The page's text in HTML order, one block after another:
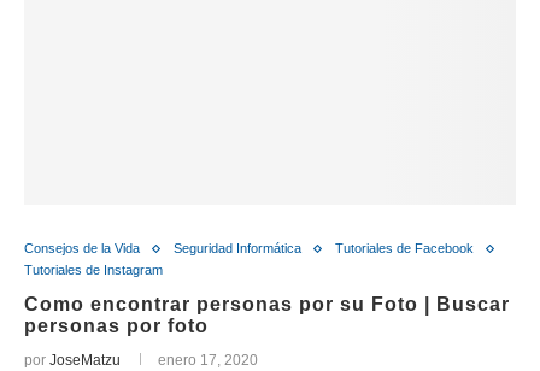
Consejos de la Vida Seguridad Informática
Tutoriales de Facebook
Tutoriales de Instagram
Como encontrar personas por su Foto | Buscar
personas por foto
por JoseMatzu enero 17, 2020